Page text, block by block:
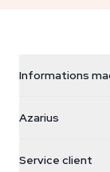
Informations
Galvaniweg 11
Nederland
Azarius
Service client